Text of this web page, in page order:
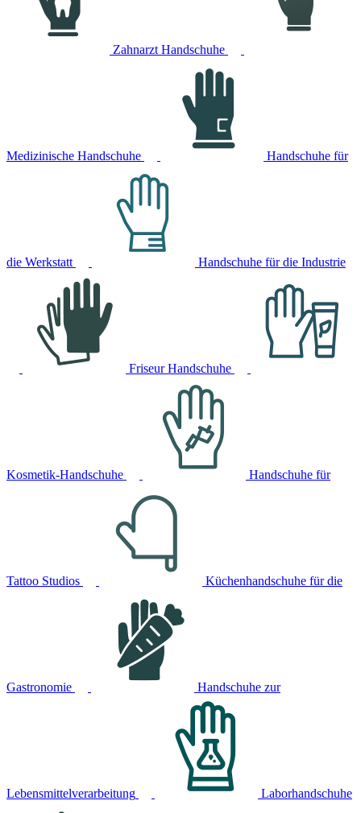
Zahnarzt Handschuhe
Medizinische Handschuhe Handschuhe für
die Werkstatt Handschuhe für die Industrie
Friseur Handschuhe
Kosmetik-Handschuhe Handschuhe für
Tattoo Studios Küchenhandschuhe für die
Gastronomie Handschuhe zur
Lebensmittelverarbeitung Laborhandschuhe